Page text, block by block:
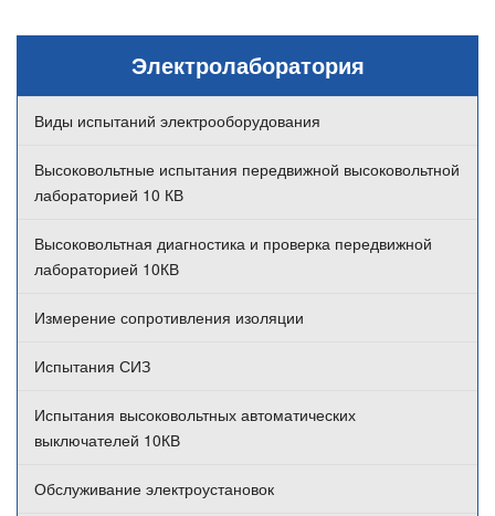
Электролаборатория
Виды испытаний электрооборудования
Высоковольтные испытания передвижной высоковольтной
лабораторией 10 КВ
Высоковольтная диагностика и проверка передвижной
лабораторией 10КВ
Измерение сопротивления изоляции
Испытания СИЗ
Испытания высоковольтных автоматических
выключателей 10КВ
Обслуживание электроустановок